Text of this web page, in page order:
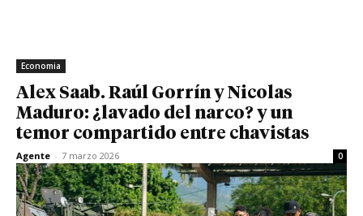
Economia
Alex Saab. Raúl Gorrín y Nicolas
Maduro: ¿lavado del narco? y un
temor compartido entre chavistas
Agente - 7 marzo 2026 0